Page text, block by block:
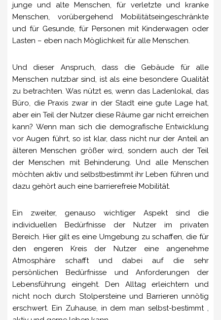
junge und alte Menschen, für verletzte und kranke
Menschen, vorübergehend Mobilitätseingeschränkte
und für Gesunde, für Personen mit Kinderwagen oder
Lasten – eben nach Möglichkeit für alle Menschen.
Und dieser Anspruch, dass die Gebäude für alle
Menschen nutzbar sind, ist als eine besondere Qualität
zu betrachten. Was nützt es, wenn das Ladenlokal, das
Büro, die Praxis zwar in der Stadt eine gute Lage hat,
aber ein Teil der Nutzer diese Räume gar nicht erreichen
kann? Wenn man sich die demografische Entwicklung
vor Augen führt, so ist klar, dass nicht nur der Anteil an
älteren Menschen größer wird, sondern auch der Teil
der Menschen mit Behinderung. Und alle Menschen
möchten aktiv und selbstbestimmt ihr Leben führen und
dazu gehört auch eine barrierefreie Mobilität.
Ein zweiter, genauso wichtiger Aspekt sind die
individuellen Bedürfnisse der Nutzer im privaten
Bereich. Hier gilt es eine Umgebung zu schaffen, die für
den engeren Kreis der Nutzer eine angenehme
Atmosphäre schafft und dabei auf die sehr
persönlichen Bedürfnisse und Anforderungen der
Lebensführung eingeht. Den Alltag erleichtern und
nicht noch durch Stolpersteine und Barrieren unnötig
erschwert. Ein Zuhause, in dem man selbst-bestimmt ,